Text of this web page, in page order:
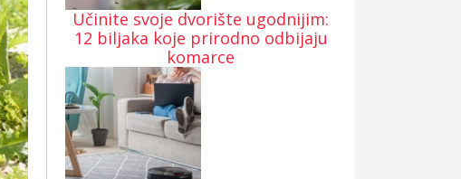
Učinite svoje dvorište ugodnijim:
12 biljaka koje prirodno odbijaju
komarce